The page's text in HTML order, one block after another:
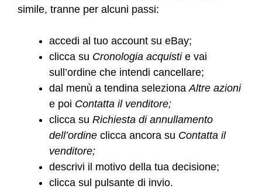
simile, tranne per alcuni passi:
accedi al tuo account su eBay;
clicca su Cronologia acquistie vai
sull’ordine che intendi cancellare;
dal menù a tendina seleziona Altre azioni
e poi Contatta il venditore;
clicca su Richiesta di annullamento
dell’ordine clicca ancora su Contatta il
venditore;
descrivi il motivo della tua decisione;
clicca sul pulsante di invio.